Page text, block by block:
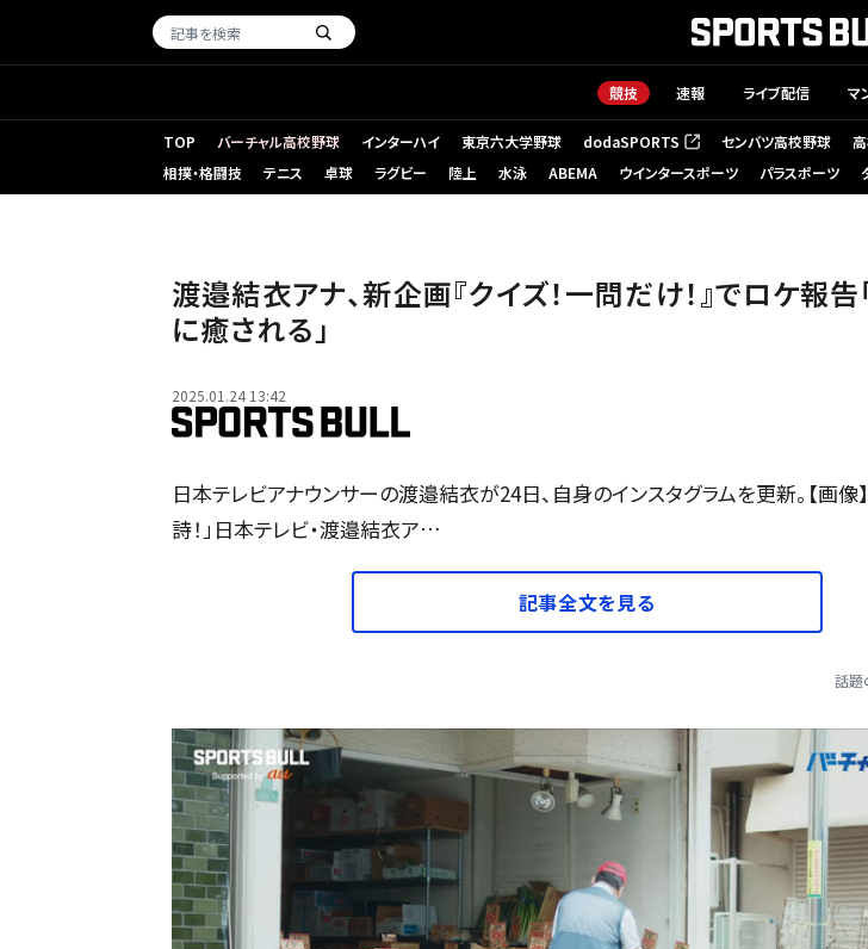
競技 速報 ライブ配信 マ
TOP バーチャル高校野球 インターハイ 東京六大学野球 dodaSPORTS
（新しいタブで開く） センバツ高校野球
相撲・格闘技
テニス 卓球 ラグビー 陸上 水泳 ABEMA ウインタースポーツ パラスポーツ
渡邉結衣アナ、新企画『クイズ！一問だけ！』でロケ報
に癒される」
2025.01.24 13:42
日本テレビアナウンサーの渡邉結衣が24日、自身のインスタグラムを更新。【画像
詩！」日本テレビ・渡邉結衣ア…
記事全文を見る
話題